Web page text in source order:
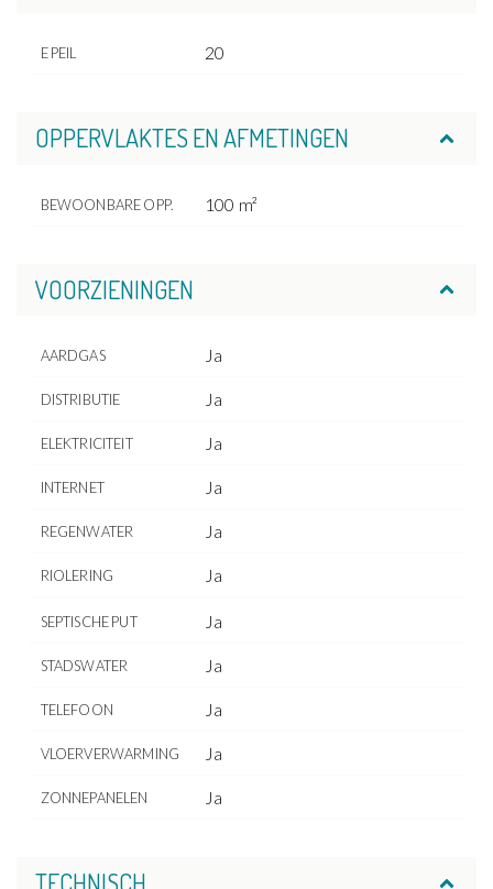
E PEIL 20
OPPERVLAKTES EN AFMETINGEN
BEWOONBARE OPP. 100 m²
VOORZIENINGEN
AARDGAS Ja
DISTRIBUTIE Ja
ELEKTRICITEIT Ja
INTERNET Ja
REGENWATER Ja
RIOLERING Ja
SEPTISCHE PUT Ja
STADSWATER Ja
TELEFOON Ja
VLOERVERWARMING Ja
ZONNEPANELEN Ja
TECHNISCH